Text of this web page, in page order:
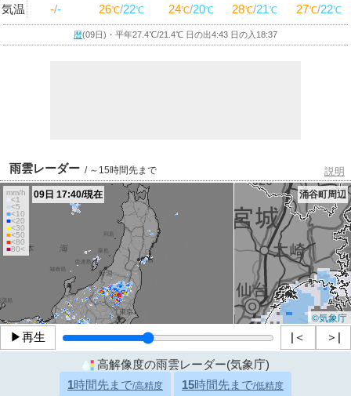
気温 -/- 26℃/22℃ 24℃/20℃ 28℃/21℃ 27℃/22℃
暦(09日)・平年27.4℃/21.4℃ 日の出4:43 日の入18:37
雨雲レーダー / ～15時間先まで 説明
©気象庁
mm/h
■<1
■<5
■<10
■<20
■<30
■<50
■<80
■80<
09日 17:40/現在 涌谷町周辺
▶再生 |＜ ＞|
高解像度の雨雲レーダー(気象庁)
1時間先まで/高精度 15時間先まで/低精度